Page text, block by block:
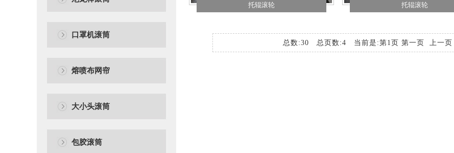
口罩机滚筒
熔喷布网帘
大小头滚筒
包胶滚筒
托辊滚轮 托辊滚轮
总数:30 总页数:4 当前是:第1页 第一页 上一页